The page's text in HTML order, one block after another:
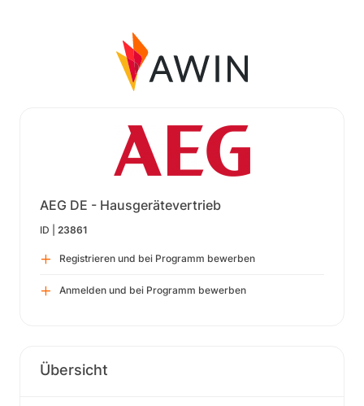
AEG DE - Hausgerätevertrieb
ID | 23861
Registrieren und bei Programm bewerben
Anmelden und bei Programm bewerben
Übersicht